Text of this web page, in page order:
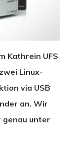
Kathrein UFS
Linux-
via USB
an. Wir
genau unter